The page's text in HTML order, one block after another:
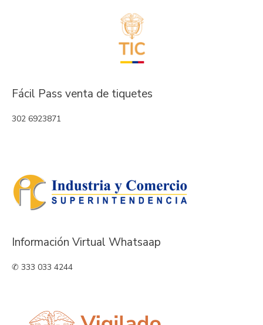
Fácil Pass venta de tiquetes
302 6923871
Información Virtual Whatsaap
✆ 333 033 4244